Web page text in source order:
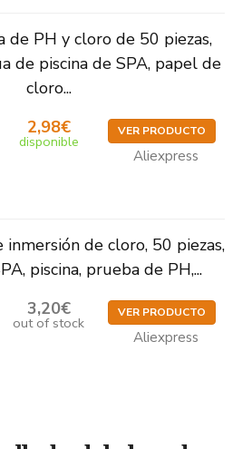
de PH y cloro de 50 piezas,
de piscina de SPA, papel de
cloro...
2,98€
disponible
VER PRODUCTO
Aliexpress
inmersión de cloro, 50 piezas,
piscina, prueba de PH,...
3,20€
out of stock
VER PRODUCTO
Aliexpress